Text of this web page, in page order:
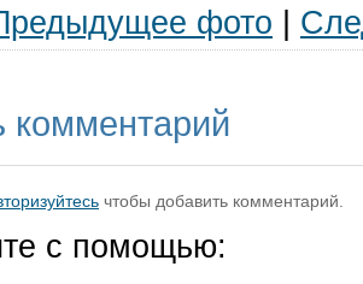
фото
комментарий
чтобы добавить комментарий.
с помощью: